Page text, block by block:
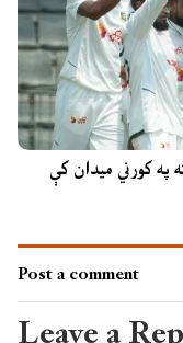
په کورني میدان کې
Post a comment